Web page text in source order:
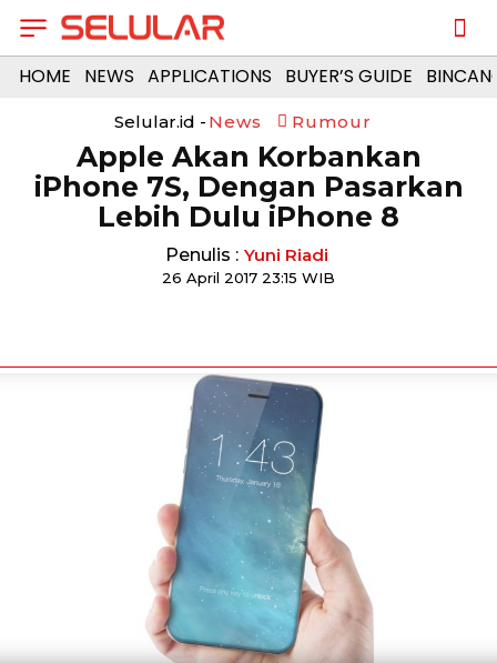
HOME NEWS APPLICATIONS BUYER’S GUIDE
Selular.id - News Rumour
Apple Akan Korbankan
iPhone 7S, Dengan Pasarkan
Lebih Dulu iPhone 8
Penulis : Yuni Riadi
26 April 2017 23:15 WIB